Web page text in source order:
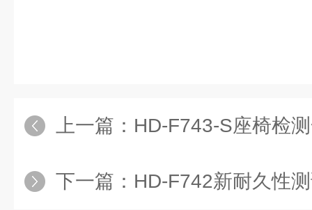
上一篇： HD-F743-S座椅检测全
下一篇： HD-F742新耐久性